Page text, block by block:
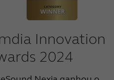
Innovation
2024